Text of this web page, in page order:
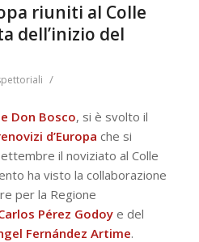
riuniti al Colle
dell’inizio del
/
Don Bosco, si è svolto il
d’Europa che si
il noviziato al Colle
ha visto la collaborazione
per la Regione
Pérez Godoye del
Fernández Artime.